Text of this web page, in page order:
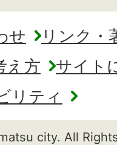
せ
リンク・
え方
サイト
リティ
city. All